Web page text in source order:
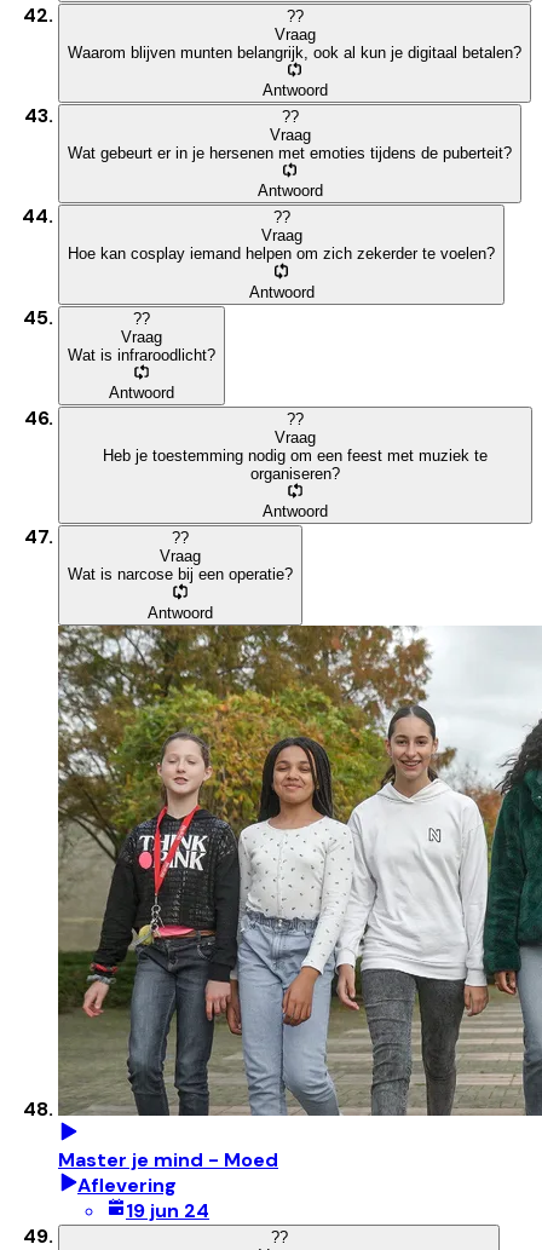
??
Vraag
Waarom blijven munten belangrijk, ook al kun je digitaal betalen?
Antwoord
??
Vraag
Wat gebeurt er in je hersenen met emoties tijdens de puberteit?
Antwoord
??
Vraag
Hoe kan cosplay iemand helpen om zich zekerder te voelen?
Antwoord
??
Vraag
Wat is infraroodlicht?
Antwoord
??
Vraag
Heb je toestemming nodig om een feest met muziek te
organiseren?
Antwoord
??
Vraag
Wat is narcose bij een operatie?
Antwoord
Master je mind - Moed
Aflevering
19 jun 24
??